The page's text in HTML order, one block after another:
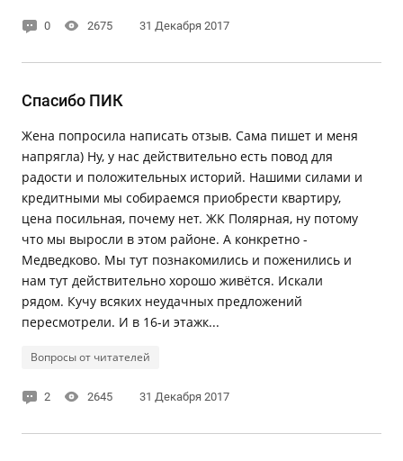
0 2675 31 Декабря 2017
Спасибо ПИК
Жена попросила написать отзыв. Сама пишет и меня
напрягла) Ну, у нас действительно есть повод для
радости и положительных историй. Нашими силами и
кредитными мы собираемся приобрести квартиру,
цена посильная, почему нет. ЖК Полярная, ну потому
что мы выросли в этом районе. А конкретно -
Медведково. Мы тут познакомились и поженились и
нам тут действительно хорошо живётся. Искали
рядом. Кучу всяких неудачных предложений
пересмотрели. И в 16-и этажк...
Вопросы от читателей
2 2645 31 Декабря 2017